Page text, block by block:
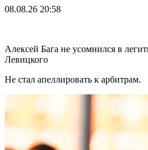
08.08.26 20:58
Алексей Бага не усомнился в
Левицкого
Не стал апеллировать к арбитрам.